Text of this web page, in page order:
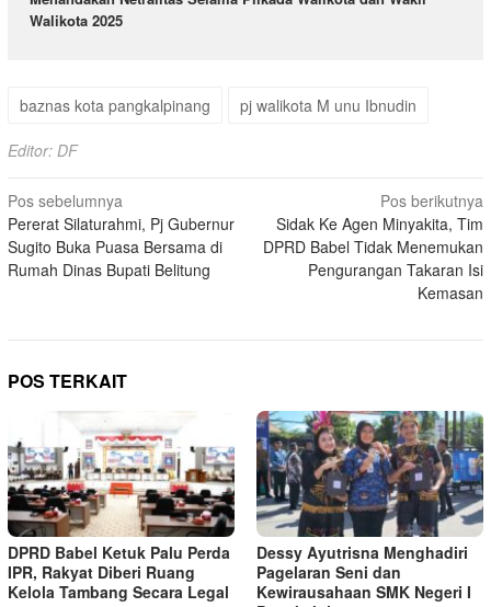
Walikota 2025
baznas kota pangkalpinang pj walikota M unu Ibnudin
Editor: DF
Navigasi
pos
Pos sebelumnya
Pererat Silaturahmi, Pj Gubernur
Sugito Buka Puasa Bersama di
Rumah Dinas Bupati Belitung
Pos berikutnya
Sidak Ke Agen Minyakita, Tim
DPRD Babel Tidak Menemukan
Pengurangan Takaran Isi
Kemasan
POS TERKAIT
DPRD Babel Ketuk Palu Perda
IPR, Rakyat Diberi Ruang
Kelola Tambang Secara Legal
Dessy Ayutrisna Menghadiri
Pagelaran Seni dan
Kewirausahaan SMK Negeri I